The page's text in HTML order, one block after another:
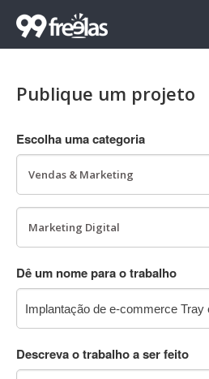
Publique um projeto
Escolha uma categoria
Dê um nome para o trabalho
Descreva o trabalho a ser feito